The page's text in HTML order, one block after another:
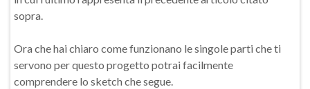
sopra.
Ora che hai chiaro come funzionano le singole parti che ti
servono per questo progetto potrai facilmente
comprendere lo sketch che segue.